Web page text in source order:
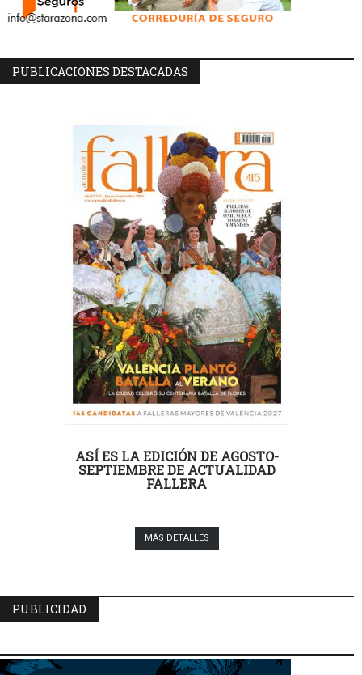
PUBLICACIONES DESTACADAS
ASÍ ES LA EDICIÓN DE AGOSTO-
SEPTIEMBRE DE ACTUALIDAD
FALLERA
MÁS DETALLES
PUBLICIDAD